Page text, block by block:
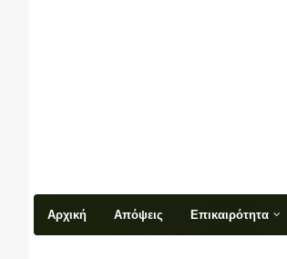
Αρχική Απόψεις Επικαιρότητα